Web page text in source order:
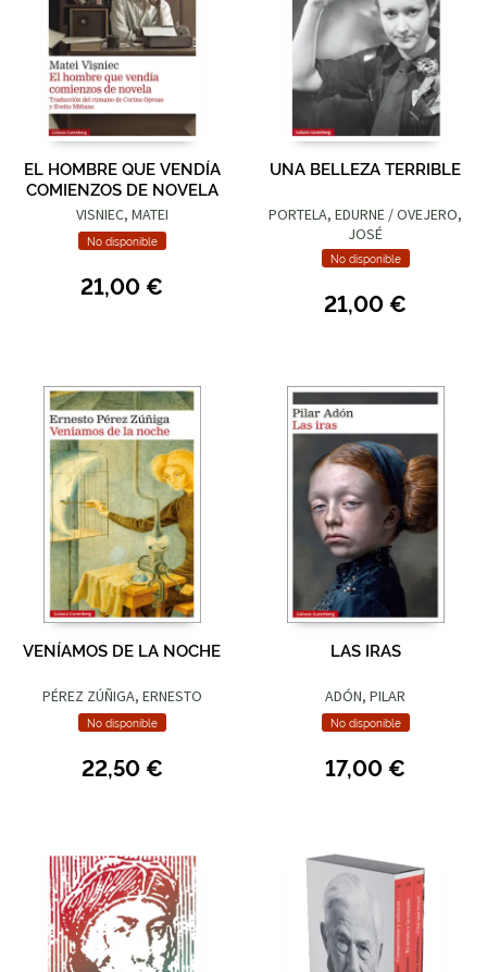
EL HOMBRE QUE VENDÍA
COMIENZOS DE NOVELA
VISNIEC, MATEI
No disponible
21,00 €
UNA BELLEZA TERRIBLE
PORTELA, EDURNE / OVEJERO,
JOSÉ
No disponible
21,00 €
VENÍAMOS DE LA NOCHE
PÉREZ ZÚÑIGA, ERNESTO
No disponible
22,50 €
LAS IRAS
ADÓN, PILAR
No disponible
17,00 €